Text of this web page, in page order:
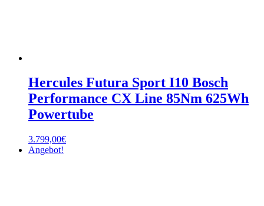
Hercules Futura Sport I10 Bosch
Performance CX Line 85Nm 625Wh
Powertube
3.799,00€
Angebot!